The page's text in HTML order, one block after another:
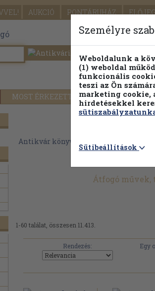
AUKCIÓ PONTÁRUHÁZ
MOST ÉRKEZETT PILLANATNYI
Antikvár könyvek
Átfogó
1-60 találat, összesen 11.413.
Rendezés:
Egy
Személyre
Weboldalunk a
(1) weboldal
funkcionális
teszi az Ön
marketing cookie,
hirdetésekkel
Sütibeállítások